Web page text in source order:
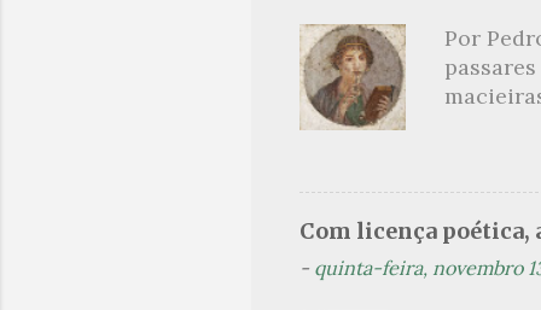
se tratar
filha.
termina
Por
no
maçã
Com licença poética,
- quinta-feira, novembro